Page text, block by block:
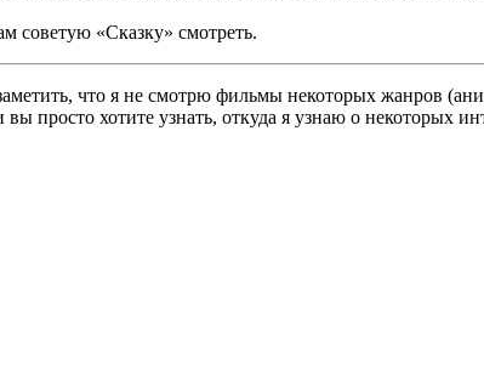
советую «Сказку» смотреть.
что я не смотрю фильмы некоторых жанров
просто хотите узнать, откуда я узнаю о некоторых